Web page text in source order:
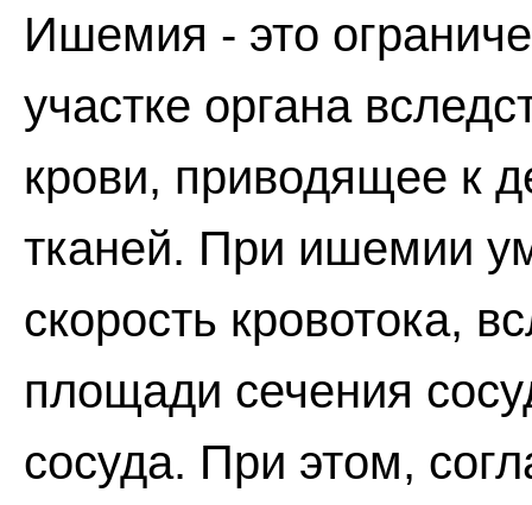
Ишемия - это
участке органа
крови, приводящее к
тканей. При ишемии
скорость кровотока,
площади сечения
сосуда. При этом,